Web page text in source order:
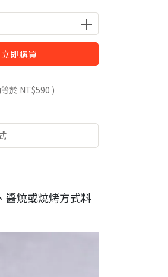
立即購買
於 NT$590 )
醬燒或燒烤方式料